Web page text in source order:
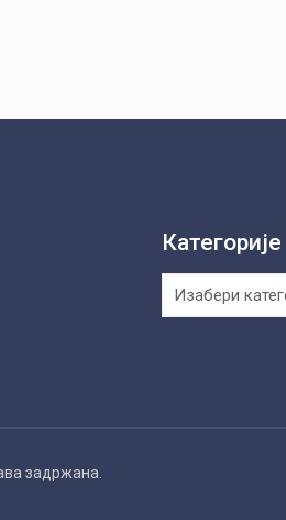
Категорије
Категорије
задржана.